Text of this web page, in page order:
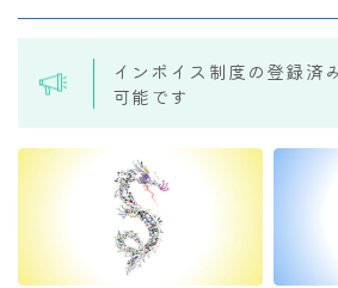
インボイス制度の登録済
可能です